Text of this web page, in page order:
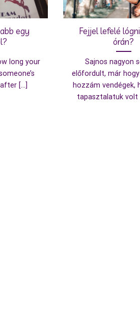
egy
long your
[...]
Fejjel lefelé
órán?
Sajnos nagyon
előfordult, már
hozzám vendégek,
tapasztalatuk volt